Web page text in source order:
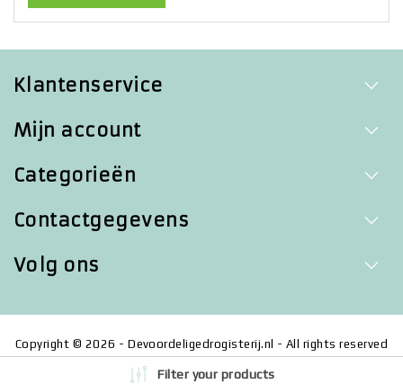
Klantenservice
Mijn account
Categorieën
Contactgegevens
Volg ons
Copyright © 2026 - Devoordeligedrogisterij.nl - All rights reserved
- RealizationInStijl Media
Filter your products